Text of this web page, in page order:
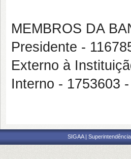
MEMBROS DA
Presidente -
Externo à
Interno - 1753603
SIGAA |